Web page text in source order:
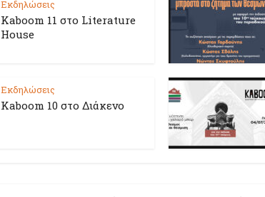
Εκδηλώσεις
Kaboom 11 στο Literature
House
Εκδηλώσεις
Kaboom 10 στο Διάκενο